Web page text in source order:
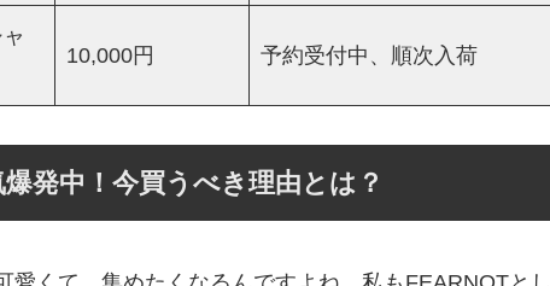
10,000円 予約受付中、順次入荷
発中！今買うべき理由とは？